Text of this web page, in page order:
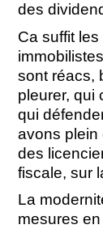
des
Ca suffit
sont réacs,
pleurer, qui
qui
avons plein
des
fiscale, sur
La
mesures